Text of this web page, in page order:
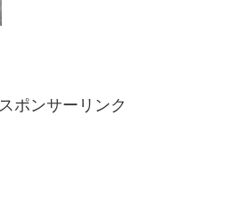
スポンサーリンク